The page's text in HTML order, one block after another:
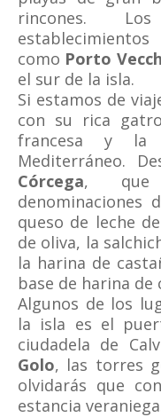
rincones.
como Porto
el sur de la isla.
Si estamos de
con su rica
francesa y la
Mediterráneo.
Córcega, que
denominaciones
queso de leche
de oliva, la
la harina de
base de harina de
Algunos de los
la isla es el
ciudadela de
Golo, las torres
olvidarás que
estancia